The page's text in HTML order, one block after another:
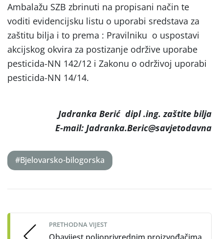
Ambalažu SZB zbrinuti na propisani način te
voditi evidencijsku listu o uporabi sredstava za
zaštitu bilja i to prema : Pravilniku o uspostavi
akcijskog okvira za postizanje održive uporabe
pesticida-NN 142/12 i Zakonu o održivoj uporabi
pesticida-NN 14/14.
Jadranka Berić dipl .ing. zaštite bilja
E-mail: Jadranka.Beric@savjetodavna
#Bjelovarsko-bilogorska
navigation
PRETHODNA VIJEST